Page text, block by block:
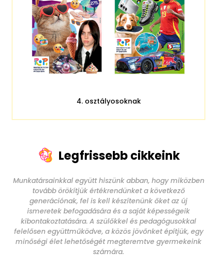
4. osztályosoknak
Legfrissebb cikkeink
Munkatársainkkal együtt hiszünk abban, hogy miközben
tovább örökítjük értékrendünket a következő
generációnak, fel is kell készítenünk őket az új
ismeretek befogadására és a saját képességeik
kibontakoztatására. A szülőkkel és pedagógusokkal
felelősen együttműködve, a közös jövőnket építjük, egy
minőségi élet lehetőségét megteremtve gyermekeink
számára.